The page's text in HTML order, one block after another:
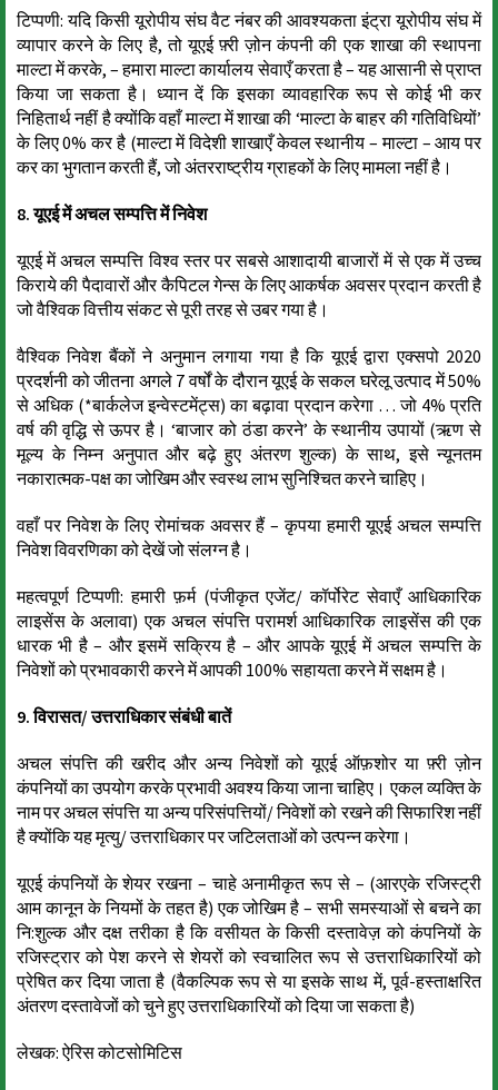
टिप्पणी: यदि किसी यूरोपीय संघ वैट नंबर की आवश्यकता इंट्रा यूरोपीय संघ में
व्यापार करने के लिए है, तो यूएई फ़्री ज़ोन कंपनी की एक शाखा की स्थापना
माल्टा में करके, – हमारा माल्टा कार्यालय सेवाएँ करता है – यह आसानी से प्राप्त
किया जा सकता है। ध्यान दें कि इसका व्यावहारिक रूप से कोई भी कर
निहितार्थ नहीं है क्योंकि वहाँ माल्टा में शाखा की ‘माल्टा के बाहर की गतिविधियों’
के लिए 0% कर है (माल्टा में विदेशी शाखाएँ केवल स्थानीय – माल्टा – आय पर
कर का भुगतान करती हैं, जो अंतरराष्ट्रीय ग्राहकों के लिए मामला नहीं है।
8. यूएई में अचल सम्पत्ति में निवेश
यूएई में अचल सम्पत्ति विश्व स्तर पर सबसे आशादायी बाजारों में से एक में उच्च
किराये की पैदावारों और कैपिटल गेन्स के लिए आकर्षक अवसर प्रदान करती है
जो वैश्विक वित्तीय संकट से पूरी तरह से उबर गया है।
वैश्विक निवेश बैंकों ने अनुमान लगाया गया है कि यूएई द्वारा एक्सपो 2020
प्रदर्शनी को जीतना अगले 7 वर्षों के दौरान यूएई के सकल घरेलू उत्पाद में 50%
से अधिक (*बार्कलेज इन्वेस्टमेंट्स) का बढ़ावा प्रदान करेगा … जो 4% प्रति
वर्ष की वृद्धि से ऊपर है। ‘बाजार को ठंडा करने’ के स्थानीय उपायों (ऋण से
मूल्य के निम्न अनुपात और बढ़े हुए अंतरण शुल्क) के साथ, इसे न्यूनतम
नकारात्मक-पक्ष का जोखिम और स्वस्थ लाभ सुनिश्चित करने चाहिए।
वहाँ पर निवेश के लिए रोमांचक अवसर हैं – कृपया हमारी यूएई अचल सम्पत्ति
निवेश विवरणिका को देखें जो संलग्न है।
महत्वपूर्ण टिप्पणी: हमारी फ़र्म (पंजीकृत एजेंट/ कॉर्पोरेट सेवाएँ आधिकारिक
लाइसेंस के अलावा) एक अचल संपत्ति परामर्श आधिकारिक लाइसेंस की एक
धारक भी है – और इसमें सक्रिय है – और आपके यूएई में अचल सम्पत्ति के
निवेशों को प्रभावकारी करने में आपकी 100% सहायता करने में सक्षम है।
9. विरासत/ उत्तराधिकार संबंधी बातें
अचल संपत्ति की खरीद और अन्य निवेशों को यूएई ऑफ़शोर या फ़्री ज़ोन
कंपनियों का उपयोग करके प्रभावी अवश्य किया जाना चाहिए। एकल व्यक्ति के
नाम पर अचल संपत्ति या अन्य परिसंपत्तियों/ निवेशों को रखने की सिफारिश नहीं
है क्योंकि यह मृत्यु/ उत्तराधिकार पर जटिलताओं को उत्पन्न करेगा।
यूएई कंपनियों के शेयर रखना – चाहे अनामीकृत रूप से – (आरएके रजिस्ट्री
आम कानून के नियमों के तहत है) एक जोखिम है – सभी समस्याओं से बचने का
नि:शुल्क और दक्ष तरीका है कि वसीयत के किसी दस्तावेज़ को कंपनियों के
रजिस्ट्रार को पेश करने से शेयरों को स्वचालित रूप से उत्तराधिकारियों को
प्रेषित कर दिया जाता है (वैकल्पिक रूप से या इसके साथ में, पूर्व-हस्ताक्षरित
अंतरण दस्तावेजों को चुने हुए उत्तराधिकारियों को दिया जा सकता है)
लेखक: ऐरिस कोटसोमिटिस